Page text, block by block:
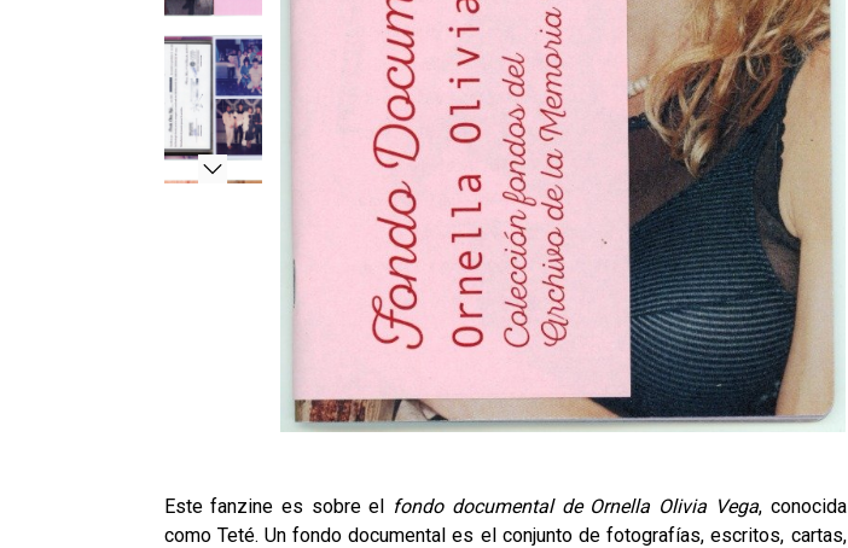
Este fanzine es sobre el fondo documental de Ornella Olivia Vega, conocida
como Teté. Un fondo documental es el conjunto de fotografías, escritos, cartas,